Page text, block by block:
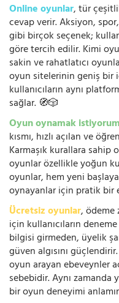
Online oyunlar, tür
cevap verir. Aksiyon,
gibi birçok seçenek;
göre tercih edilir. Kimi
sakin ve rahatlatıcı
oyun sitelerinin geniş bir
kullanıcıların aynı
sağlar. 🧭🎲
Oyun oynamak istiyorum
kısmı, hızlı açılan ve
Karmaşık kurallara sahip
oyunlar özellikle yoğun
oyunlar, hem yeni
oynayanlar için pratik bir
Ücretsiz oyunlar,
için kullanıcıların
bilgisi girmeden, üyelik
güven algısını
oyun arayan ebeveynler
sebebidir. Aynı zamanda
bir oyun deneyimi